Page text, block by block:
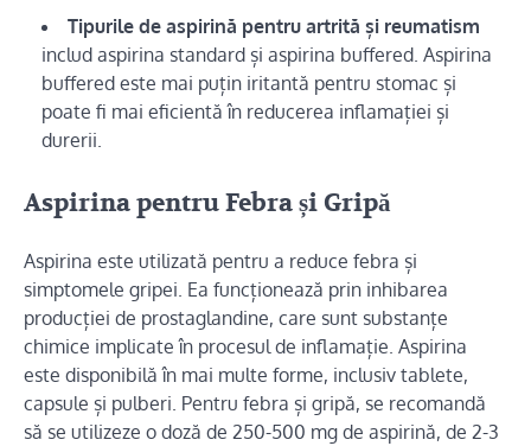
Tipurile de aspirină pentru artrită și reumatism
includ aspirina standard și aspirina buffered. Aspirina
buffered este mai puțin iritantă pentru stomac și
poate fi mai eficientă în reducerea inflamației și
durerii.
Aspirina pentru Febra și Gripă
Aspirina este utilizată pentru a reduce febra și
simptomele gripei. Ea funcționează prin inhibarea
producției de prostaglandine, care sunt substanțe
chimice implicate în procesul de inflamație. Aspirina
este disponibilă în mai multe forme, inclusiv tablete,
capsule și pulberi. Pentru febra și gripă, se recomandă
să se utilizeze o doză de 250-500 mg de aspirină, de 2-3